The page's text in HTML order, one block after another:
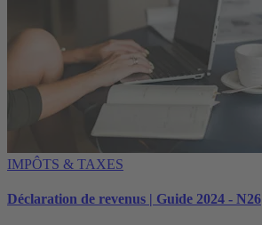
IMPÔTS & TAXES
Déclaration de revenus | Guide 2024 - N26